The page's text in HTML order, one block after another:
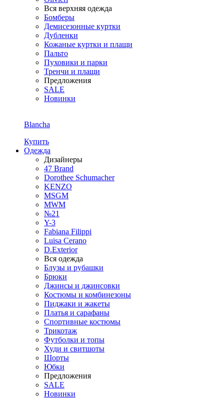
Вся верхняя одежда
Бомберы
Демисезонные куртки
Дубленки
Кожаные куртки и плащи
Пальто
Пуховики и парки
Тренчи и плащи
Предложения
SALE
Новинки
Blancha
Купить
Одежда
Дизайнеры
47 Brand
Dorothee Schumacher
KENZO
MSGM
MWM
№21
Y-3
Fabiana Filippi
Luisa Cerano
D.Exterior
Вся одежда
Блузы и рубашки
Брюки
Джинсы и джинсовки
Костюмы и комбинезоны
Пиджаки и жакеты
Платья и сарафаны
Спортивные костюмы
Трикотаж
Футболки и топы
Худи и свитшоты
Шорты
Юбки
Предложения
SALE
Новинки